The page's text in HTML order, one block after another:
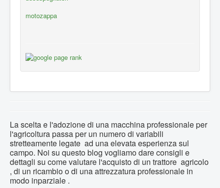
motozappa
La scelta e l'adozione di una macchina professionale per
l'agricoltura passa per un numero di variabili
stretteamente legate ad una elevata esperienza sul
campo. Noi su questo blog vogliamo dare consigli e
dettagli su come valutare l'acquisto di un trattore agricolo
, di un ricambio o di una attrezzatura professionale in
modo inparziale .